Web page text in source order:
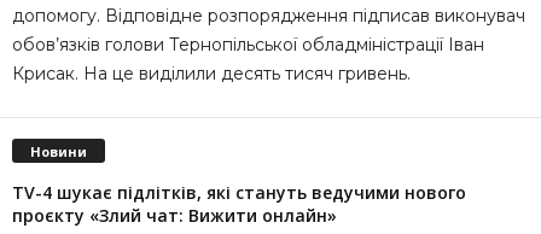
допомогу. Відповідне розпорядження підписав виконувач
обов’язків голови Тернопільської обладміністрації Іван
Крисак. На це виділили десять тисяч гривень.
Новини
TV-4 шукає підлітків, які стануть ведучими нового
проєкту «Злий чат: Вижити онлайн»